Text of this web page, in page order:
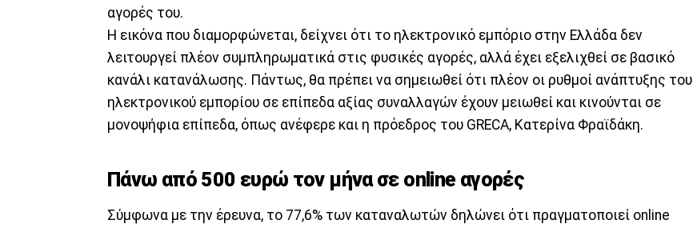
αγορές του.
Η εικόνα που διαμορφώνεται, δείχνει ότι το ηλεκτρονικό εμπόριο στην Ελλάδα δεν
λειτουργεί πλέον συμπληρωματικά στις φυσικές αγορές, αλλά έχει εξελιχθεί σε βασικό
κανάλι κατανάλωσης. Πάντως, θα πρέπει να σημειωθεί ότι πλέον οι ρυθμοί ανάπτυξης του
ηλεκτρονικού εμπορίου σε επίπεδα αξίας συναλλαγών έχουν μειωθεί και κινούνται σε
μονοψήφια επίπεδα, όπως ανέφερε και η πρόεδρος του GRECA, Κατερίνα Φραϊδάκη.
Πάνω από 500 ευρώ τον μήνα σε online αγορές
Σύμφωνα με την έρευνα, το 77,6% των καταναλωτών δηλώνει ότι πραγματοποιεί online